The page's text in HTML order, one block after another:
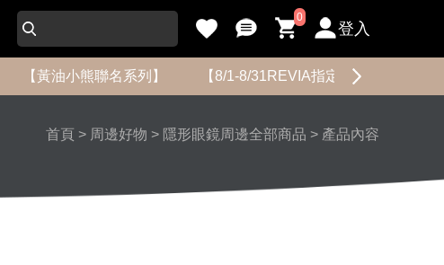
0
登入
【黃油小熊聯名系列】 【8/1-8/31REVIA指定花色限時促銷】
首頁 > 周邊好物 > 隱形眼鏡周邊全部商品 > 產品內容